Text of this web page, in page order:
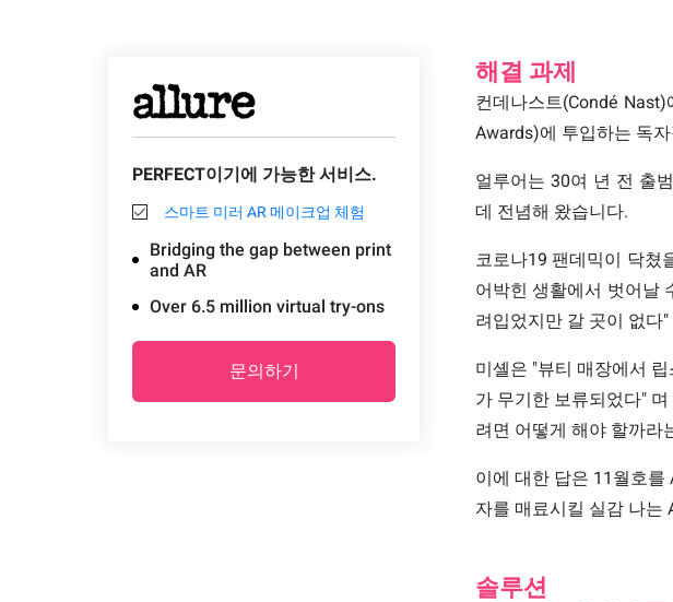
PERFECT이기에 가능한 서비스.
스마트 미러 AR 메이크업 체험
Bridging the gap between print
and AR
Over 6.5 million virtual try-ons
문의하기
해결 과제
컨데나스트(Condé
Awards)에 투입하는 독
얼루어는 30여 년 전 출
데 전념해 왔습니다.
코로나19 팬데믹이 닥쳤
어박힌 생활에서 벗어날
려입었지만 갈 곳이 없다
미셸은 "뷰티 매장에서
가 무기한 보류되었다"
려면 어떻게 해야 할까라
이에 대한 답은 11월호를
자를 매료시킬 실감 나는
솔루션